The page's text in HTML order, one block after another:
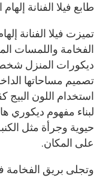
طابع فيلا الفنانة
تميزت فيلا الفنانة
الفخامة واللمسات
ديكورات المنزل
تصميم مساحاتها
استخدام اللون
لبناء مفهوم ديكوري
حيوية وجرأة مثل
على المكان.
وتجلى بريق